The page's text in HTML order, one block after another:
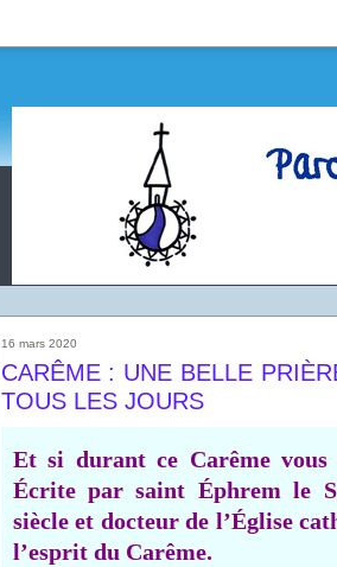
16 mars 2020
CARÊME : UNE BELLE
TOUS LES JOURS
Et si durant ce Carême
Écrite par saint Éphrem le
siècle et docteur de l’Église
l’esprit du Carême.